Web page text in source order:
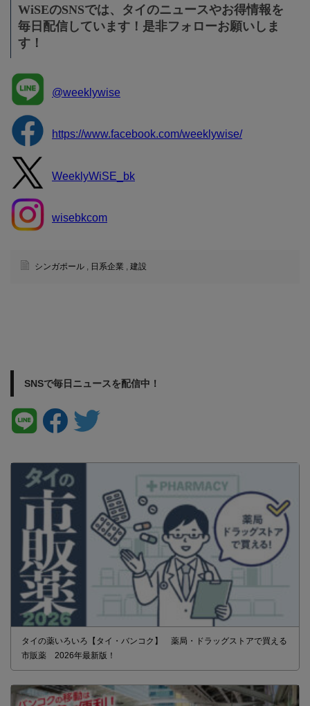
WiSEのSNSでは、タイのニュースやお得情報を
毎日配信しています！是非フォローお願いしま
す！
@weeklywise
https://www.facebook.com/weeklywise/
WeeklyWiSE_bk
wisebkcom
シンガポール , 日系企業 , 建設
SNSで毎日ニュースを配信中！
タイの薬いろいろ【タイ・バンコク】 薬局・ドラッグストアで買える
市販薬 2026年最新版！